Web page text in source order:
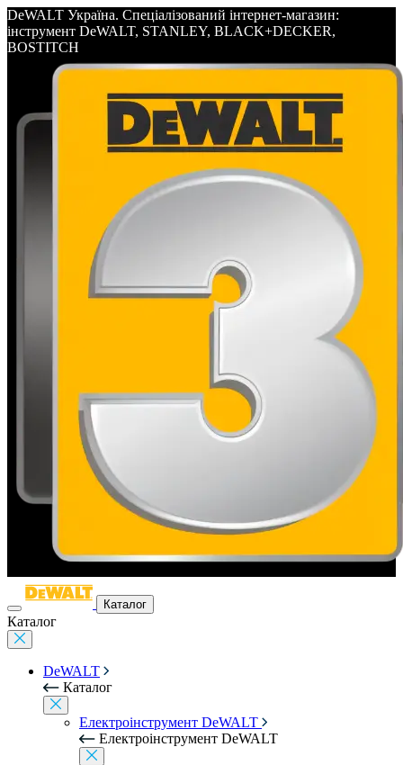
DeWALT Україна. Спеціалізований інтернет-магазин:
інструмент DeWALT, STANLEY, BLACK+DECKER,
BOSTITCH
Каталог
Каталог
DeWALT
Каталог
Електроінструмент DeWALT
Електроінструмент DeWALT